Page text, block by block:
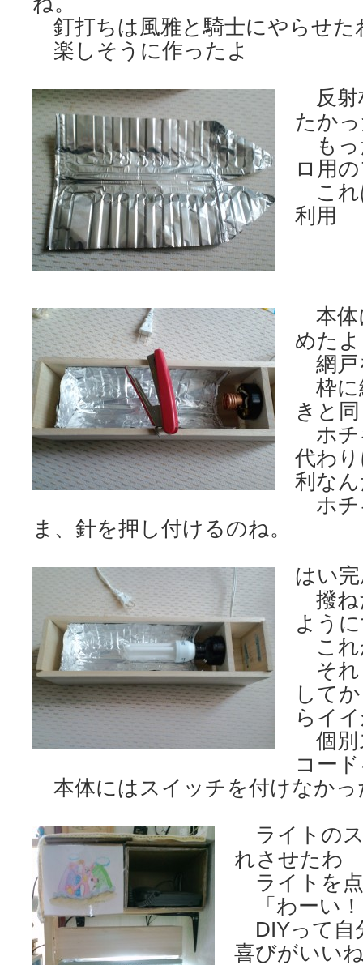
釘打ちは風雅と騎士にやらせた
楽しそうに作ったよ
反射
たか
もっ
ロ用
これ
利用
本体
めたよ
網戸
枠に
きと
ホチ
代わ
利な
ホチ
ま、針を押し付けるのね。
はい
撥ね
よう
これ
それ
して
らイ
個別
コー
本体にはスイッチを付けなかっ
ライトの
れさせたわ
ライトを
「わーい
DIYって自
喜びがいい